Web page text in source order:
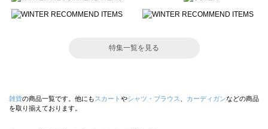
特集一覧を見る
雑貨の商品一覧です。他にも スカート やシャツ・ブラウス カーディガンなどの商品
を取り揃えております。